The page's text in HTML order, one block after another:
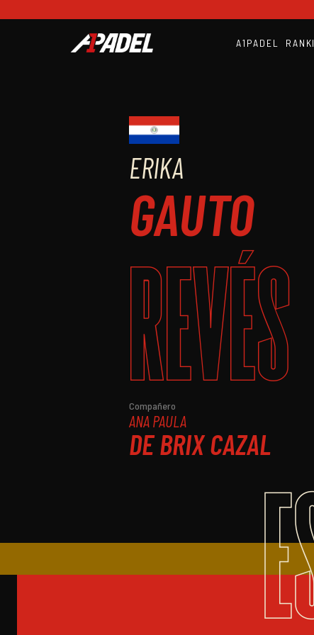
A1PADEL
ERIKA
GAUTO
REVÉS
Compañero
ANA PAULA
DE BRIX CAZAL